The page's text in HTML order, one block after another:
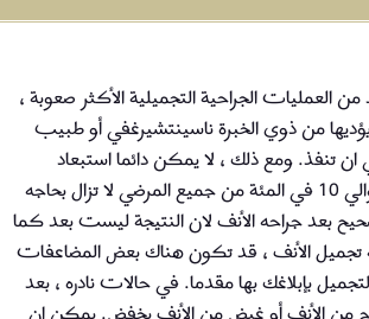
العمليات الجراحية التجميلية الأكثر صعوبة ،
من ذوي الخبرة ناسينتشيرغفي أو طبيب
ان تنفذ. ومع ذلك ، لا يمكن دائما استبعاد
المضاعفات تماما. حوالي 10 في المئة من جميع المرضي لا تزال بحاجه
بعد جراحه الأنف لان النتيجة ليست بعد كما
الأنف ، قد تكون هناك بعض المضاعفات
بإبلاغك بها مقدما. في حالات نادره ، بعد